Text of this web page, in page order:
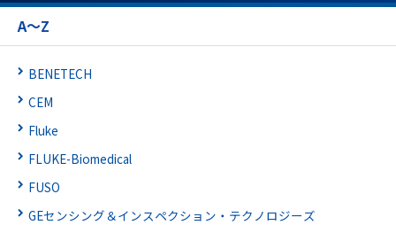
A～Z
BENETECH
CEM
Fluke
FLUKE-Biomedical
FUSO
GEセンシング＆インスペクション・テクノロジーズ